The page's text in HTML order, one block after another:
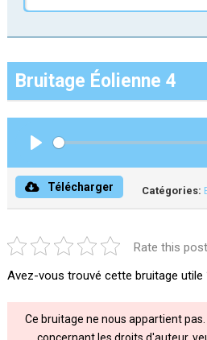
Bruitage Éolienne 4
Télécharger Catégories:
Rate this post
Avez-vous trouvé cette bruitage utile
Ce bruitage ne nous appartient